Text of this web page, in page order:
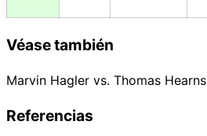
Véase también
Marvin Hagler vs. Thomas Hearns
Referencias